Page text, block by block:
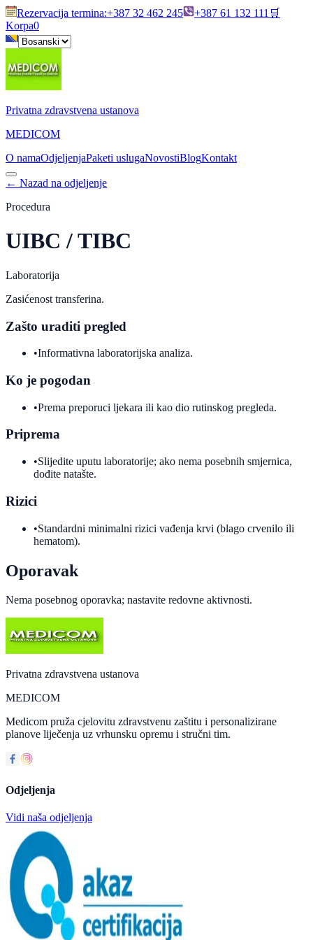
Rezervacija termina:+387 32 462 245 +387 61 132 111 🛒
Korpa0
Privatna zdravstvena ustanova
MEDICOM
O namaOdjeljenjaPaketi uslugaNovostiBlogKontakt
← Nazad na odjeljenje
Procedura
UIBC / TIBC
Laboratorija
Zasićenost transferina.
Zašto uraditi pregled
•Informativna laboratorijska analiza.
Ko je pogodan
•Prema preporuci ljekara ili kao dio rutinskog pregleda.
Priprema
•Slijedite uputu laboratorije; ako nema posebnih smjernica,
dođite natašte.
Rizici
•Standardni minimalni rizici vađenja krvi (blago crvenilo ili
hematom).
Oporavak
Nema posebnog oporavka; nastavite redovne aktivnosti.
Privatna zdravstvena ustanova
MEDICOM
Medicom pruža cjelovitu zdravstvenu zaštitu i personalizirane
planove liječenja uz vrhunsku opremu i stručni tim.
Odjeljenja
Vidi naša odjeljenja